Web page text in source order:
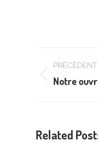
article
PRÉCÉDENT
Article
Notre
Related